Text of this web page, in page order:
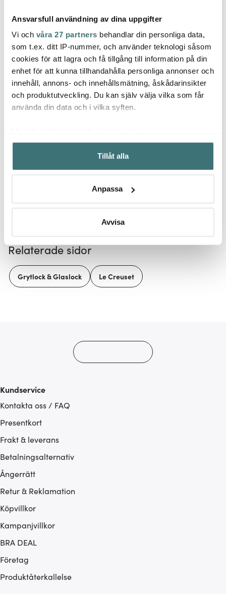
Ansvarsfull användning av dina uppgifter
Vi och våra 27 partners behandlar din personliga data,
som t.ex. ditt IP-nummer, och använder teknologi såsom
cookies för att lagra och få tillgång till information på din
enhet för att kunna tillhandahålla personliga annonser och
innehåll, annons- och innehållsmätning, åskådarinsikter
och produktutveckling. Du kan själv välja vilka som får
använda din data och i vilka syften.
Samla in information om din geografiska plats som
kan ha en noggrannhet på upp till flera meter
Identifiera din enhet genom att aktivt skanna den för
Ta reda på mer om hur dina personliga uppgifter
Du kan ändra eller dra tillbaka ditt samtycke när som
Vi använder cookies för att innehållet och annonserna
ska anpassas efter det som vi tror att du tycker om. Det
gör också att vi kan analysera vår trafik och göra
Tillåt alla
Anpassa
Avvisa
Aarke
Aarke Carbonator Pro
Glasflaska 80 cl
249 kr
Aida
Raw skärbräda 38x28
cm akacia
529 kr
Le
Låt dig inspireras av våra kunder
Relaterade sidor
Grytlock & Glaslock Le Creuset
Kundservice
Kontakta oss / FAQ
Presentkort
Frakt & leverans
Betalningsalternativ
Ångerrätt
Retur & Reklamation
Köpvillkor
Kampanjvillkor
BRA DEAL
Företag
Produktåterkallelse